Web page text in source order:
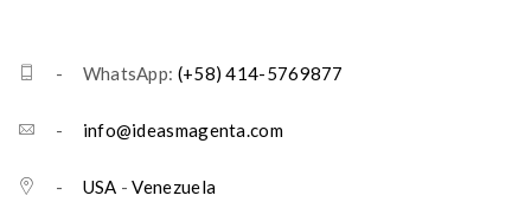
- WhatsApp: (+58) 414-5769877
- info@ideasmagenta.com
- USA -Venezuela